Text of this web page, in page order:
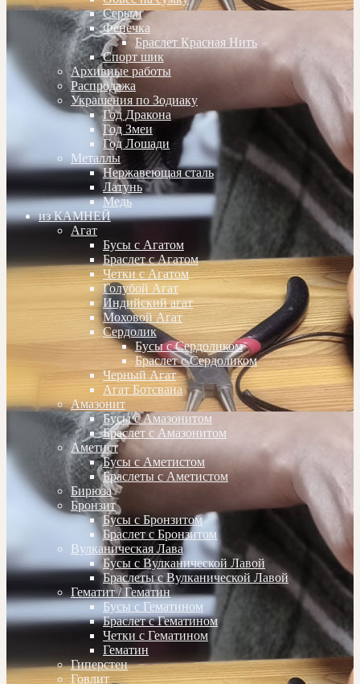
Серьги
Фенечка
Браслет Красная Нить
Спорт шик
Архивные работы
Распродажа
Украшения по Зодиаку
Год Дракона
Год Змеи
Год Лошади
Металлы
Нержавеющая сталь
Латунь
Медь
из КАМНЕЙ
Агат
Бусы с Агатом
Браслет с Агатом
Четки с Агатом
Голубой Агат
Индийский агат
Моховой Агат
Сердолик
Бусы с Сердоликом
Браслет с Сердоликом
Черный Агат
Агат Ботсвана
Амазонит
Бусы с Амазонитом
Браслет с Амазонитом
Аметист
Бусы с Аметистом
Браслеты с Аметистом
Бирюза
Бронзит
Бусы с Бронзитом
Браслет с Бронзитом
Вулканическая Лава
Бусы с Вулканической Лавой
Браслеты с Вулканической Лавой
Гематит / Гематин
Бусы с Гематином
Браслет с Гематином
Четки с Гематином
Гематин
Гиперстен
Говлит